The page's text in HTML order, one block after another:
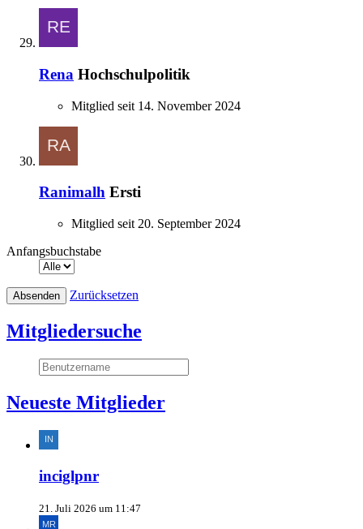
Rena Hochschulpolitik
Mitglied seit 14. November 2024
Ranimalh Ersti
Mitglied seit 20. September 2024
Anfangsbuchstabe
Zurücksetzen
Mitgliedersuche
Neueste Mitglieder
inciglpnr
21. Juli 2026 um 11:47